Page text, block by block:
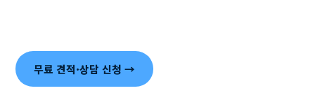
무료 견적·상담 신청 →